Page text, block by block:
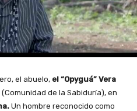
el abuelo, el “Opyguá” Vera
(Comunidad de la Sabiduría), en
Un hombre reconocido como